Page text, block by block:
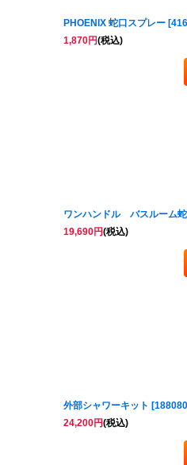
PHOENIX 蛇口スプレー [
1,870円(税込)
ワンハンドル バスルーム
19,690円(税込)
外部シャワーキット [
24,200円(税込)